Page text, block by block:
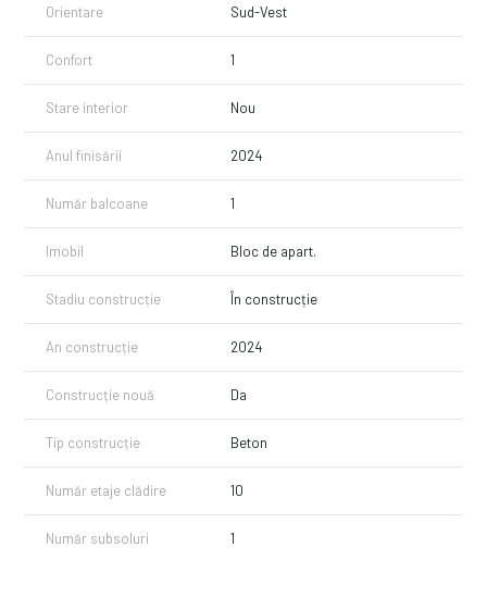
Orientare Sud-Vest
Confort 1
Stare interior Nou
Anul finisării 2024
Număr balcoane 1
Imobil Bloc de apart.
Stadiu construcție În construcție
An construcție 2024
Construcție nouă Da
Tip construcție Beton
Număr etaje clădire 10
Număr subsoluri 1